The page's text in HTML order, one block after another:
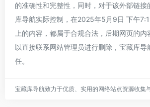
的准确性和完整性，同时，对于该外部链接
库导航实际控制，在2025年5月9日 下午
上的内容，都属于合规合法，后期网页的
以直接联系网站管理员进行删除，宝藏库导
任。
宝藏库导航致力于优质、实用的网络站点资源收集